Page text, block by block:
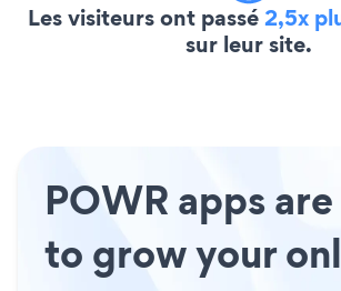
Les visiteurs ont passé2,5x
sur leur site.
POWR apps
to grow your